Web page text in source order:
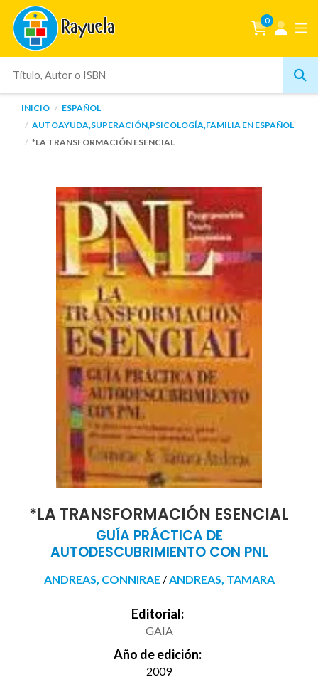
0
INICIO
ESPAÑOL
AUTOAYUDA,SUPERACIÓN,PSICOLOGÍA,FAMILIA EN ESPAÑOL
*LA TRANSFORMACIÓN ESENCIAL
*LA TRANSFORMACIÓN ESENCIAL
GUÍA PRÁCTICA DE
AUTODESCUBRIMIENTO CON PNL
ANDREAS, CONNIRAE / ANDREAS, TAMARA
Editorial:
GAIA
Año de edición:
2009